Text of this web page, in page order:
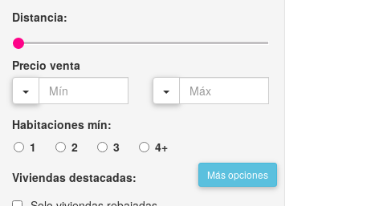
Distancia:
Precio venta
Habitaciones mín:
1
2 3 4+
Más opciones
Viviendas destacadas: